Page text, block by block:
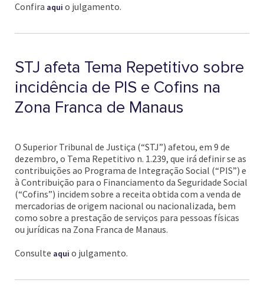
Confira aqui o julgamento.
STJ afeta Tema Repetitivo sobre
incidência de PIS e Cofins na
Zona Franca de Manaus
O Superior Tribunal de Justiça (“STJ”) afetou, em 9 de
dezembro, o Tema Repetitivo n. 1.239, que irá definir se as
contribuições ao Programa de Integração Social (“PIS”) e
à Contribuição para o Financiamento da Seguridade Social
(“Cofins”) incidem sobre a receita obtida com a venda de
mercadorias de origem nacional ou nacionalizada, bem
como sobre a prestação de serviços para pessoas físicas
ou jurídicas na Zona Franca de Manaus.
Consulte aqui o julgamento.